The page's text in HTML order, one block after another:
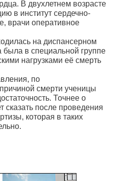
В двухлетнем возрасте
в институт сердечно-
врачи оперативное
на диспансерном
была в специальной группе
нагрузками её смерть
по
смерти ученицы
Точнее о
сказать после проведения
которая в таких